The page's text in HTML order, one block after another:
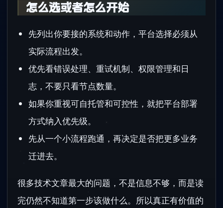
怎么选或者怎么开始
先列出你要接的系统和动作，平台选择必须从
实际流程出发。
优先看错误处理、重试机制、权限管理和日
志，不要只看节点数量。
如果你重视可自托管和可控性，就把平台部署
方式纳入优先级。
先从一个小流程跑通，再决定是否把更多业务
迁进去。
很多技术文章最大的问题，不是信息不够，而是读
完仍然不知道第一步该做什么。所以真正有价值的